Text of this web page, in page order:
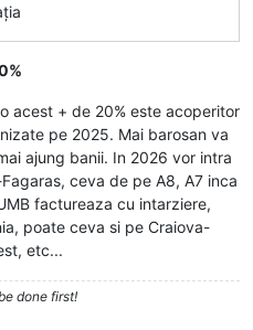
acest + de 20% este acoperitor
pe 2025. Mai barosan va
ajung banii. In 2026 vor intra
ceva de pe A8, A7 inca
factureaza cu intarziere,
poate ceva si pe Craiova-
etc...
done first!